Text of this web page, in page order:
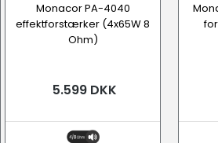
Monacor PA-4040
effektforstærker (4x65W 8
Ohm)
5.599 DKK